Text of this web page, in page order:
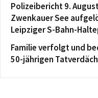
Polizeibericht 9.
Zwenkauer See
Leipziger S-Bahn-
Familie verfolgt und
50-jährigen